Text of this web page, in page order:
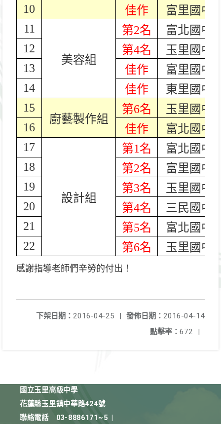
10
佳作
富里國中
11
美容組
第2名
富北國中
12
第4名
玉里國中
13
佳作
富里國中
14
佳作
東里國中
15
廚藝製作組
第6名
玉里國中
16
佳作
富北國中
17
設計組
第1名
富北國中
18
第2名
富里國中
19
第3名
玉里國中
20
第4名
三民國中
21
第5名
富北國中
22
第6名 玉里國中
感謝指導老師們辛勞的付出！
發佈日期： 2016-04-14
下架日期： 2016-04-25
|
點擊率： 672 |
國立玉里高級中學
花蓮縣玉里鎮中華路424號
聯絡電話
03-8886171~5